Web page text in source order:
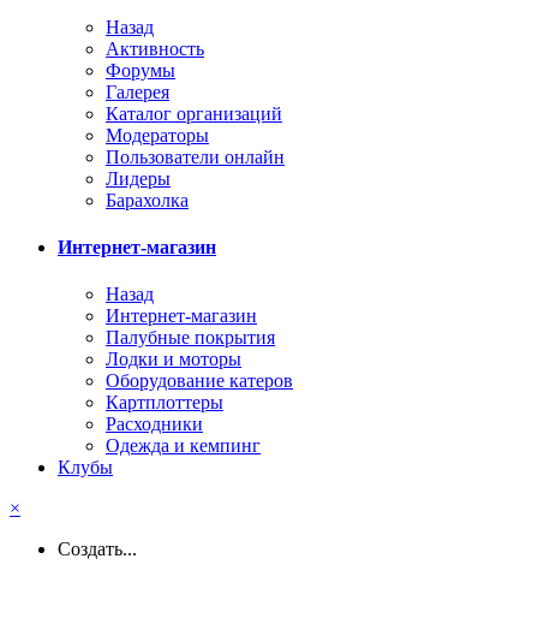
Назад
Активность
Форумы
Галерея
Каталог организаций
Модераторы
Пользователи онлайн
Лидеры
Барахолка
Интернет-магазин
Назад
Интернет-магазин
Палубные покрытия
Лодки и моторы
Оборудование катеров
Картплоттеры
Расходники
Одежда и кемпинг
Клубы
×
Создать...